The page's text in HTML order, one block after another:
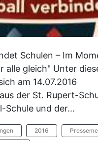
Schulen – Im
alle gleich" Unter
am 14.07.2016
der St. Rupert-
Schule und der...
2016